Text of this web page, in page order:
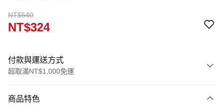
NT$540
NT$324
付款與運送方式
超取滿NT$1,000免運
信用卡一次付款
商品特色